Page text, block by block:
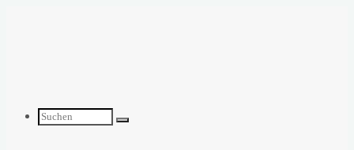
Suchen